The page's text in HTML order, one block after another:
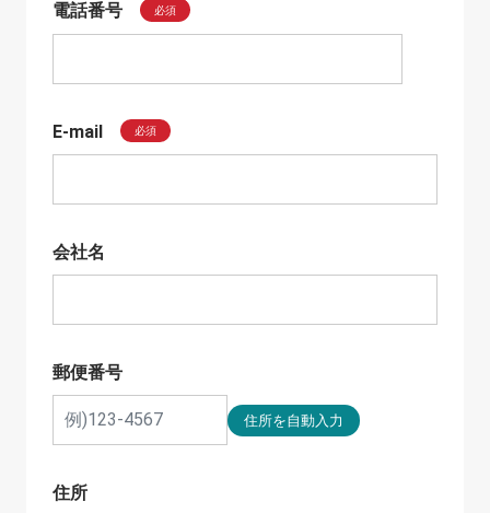
電話番号 必須
E-mail 必須
会社名
郵便番号
住所